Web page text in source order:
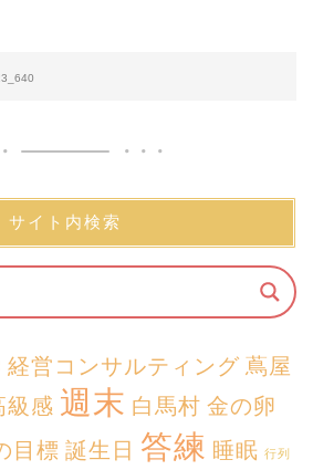
サイト内検索
経営コンサルティング 蔦屋
級感 週末 白馬村 金の卵
目標 誕生日 答練 睡眠 行列